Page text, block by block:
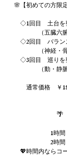
🌸【初めての方
（60分
◇1回目 土台を
（五臓六腑＋
◇2回目 バラン
（神経・骨格
◇3回目 巡り
（動・静脈集
通常価格 ￥
（実質
🌴
1時間
2時間
💖時間内ならコ